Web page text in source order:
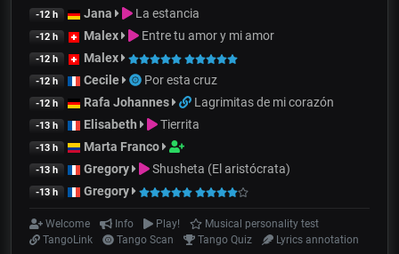
-12 h Jana La estancia
-12 h Malex Entre tu amor y mi amor
-12 h Malex
-12 h Cecile Por esta cruz
-12 h Rafa Johannes Lagrimitas de mi corazón
-13 h Elisabeth Tierrita
-13 h Marta Franco
-13 h Gregory Shusheta (El aristócrata)
-13 h Gregory
Welcome Info Play!
Musical personality test
TangoLink
Tango Scan Tango Quiz Lyrics annotation